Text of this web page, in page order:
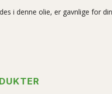
i denne olie, er gavnlige for